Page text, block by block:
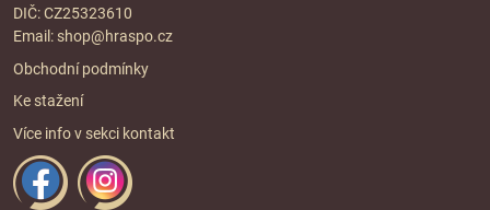
DIČ: CZ25323610
Email: shop@hraspo.cz
Obchodní podmínky
Ke stažení
Více info v sekci kontakt